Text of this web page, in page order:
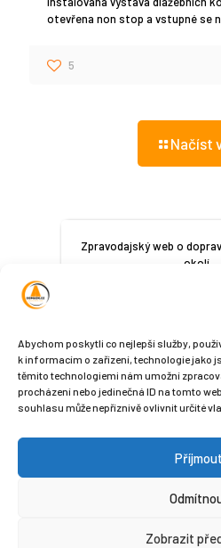
Abychom poskytli co nejlepší služby,
k informacím o zařízení, technologie jako
těmito technologiemi nám umožní
procházení nebo jedinečná ID na tomto
souhlasu může nepříznivě ovlivnit určité
Příjmout
Zobrazit
otevřena non stop a vstupné se
5
Načíst
Zpravodajský web o
okolí.
Sledujte nás na